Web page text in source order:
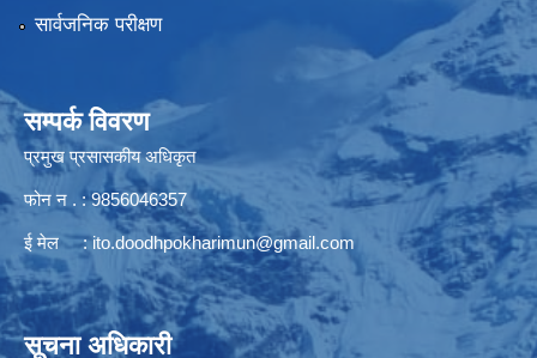
सार्वजनिक परीक्षण
सम्पर्क विवरण
प्रमुख प्रसासकीय अधिकृत
फोन न . : 9856046357
ई मेल :ito.doodhpokharimun@gmail.com
सूचना अधिकारी